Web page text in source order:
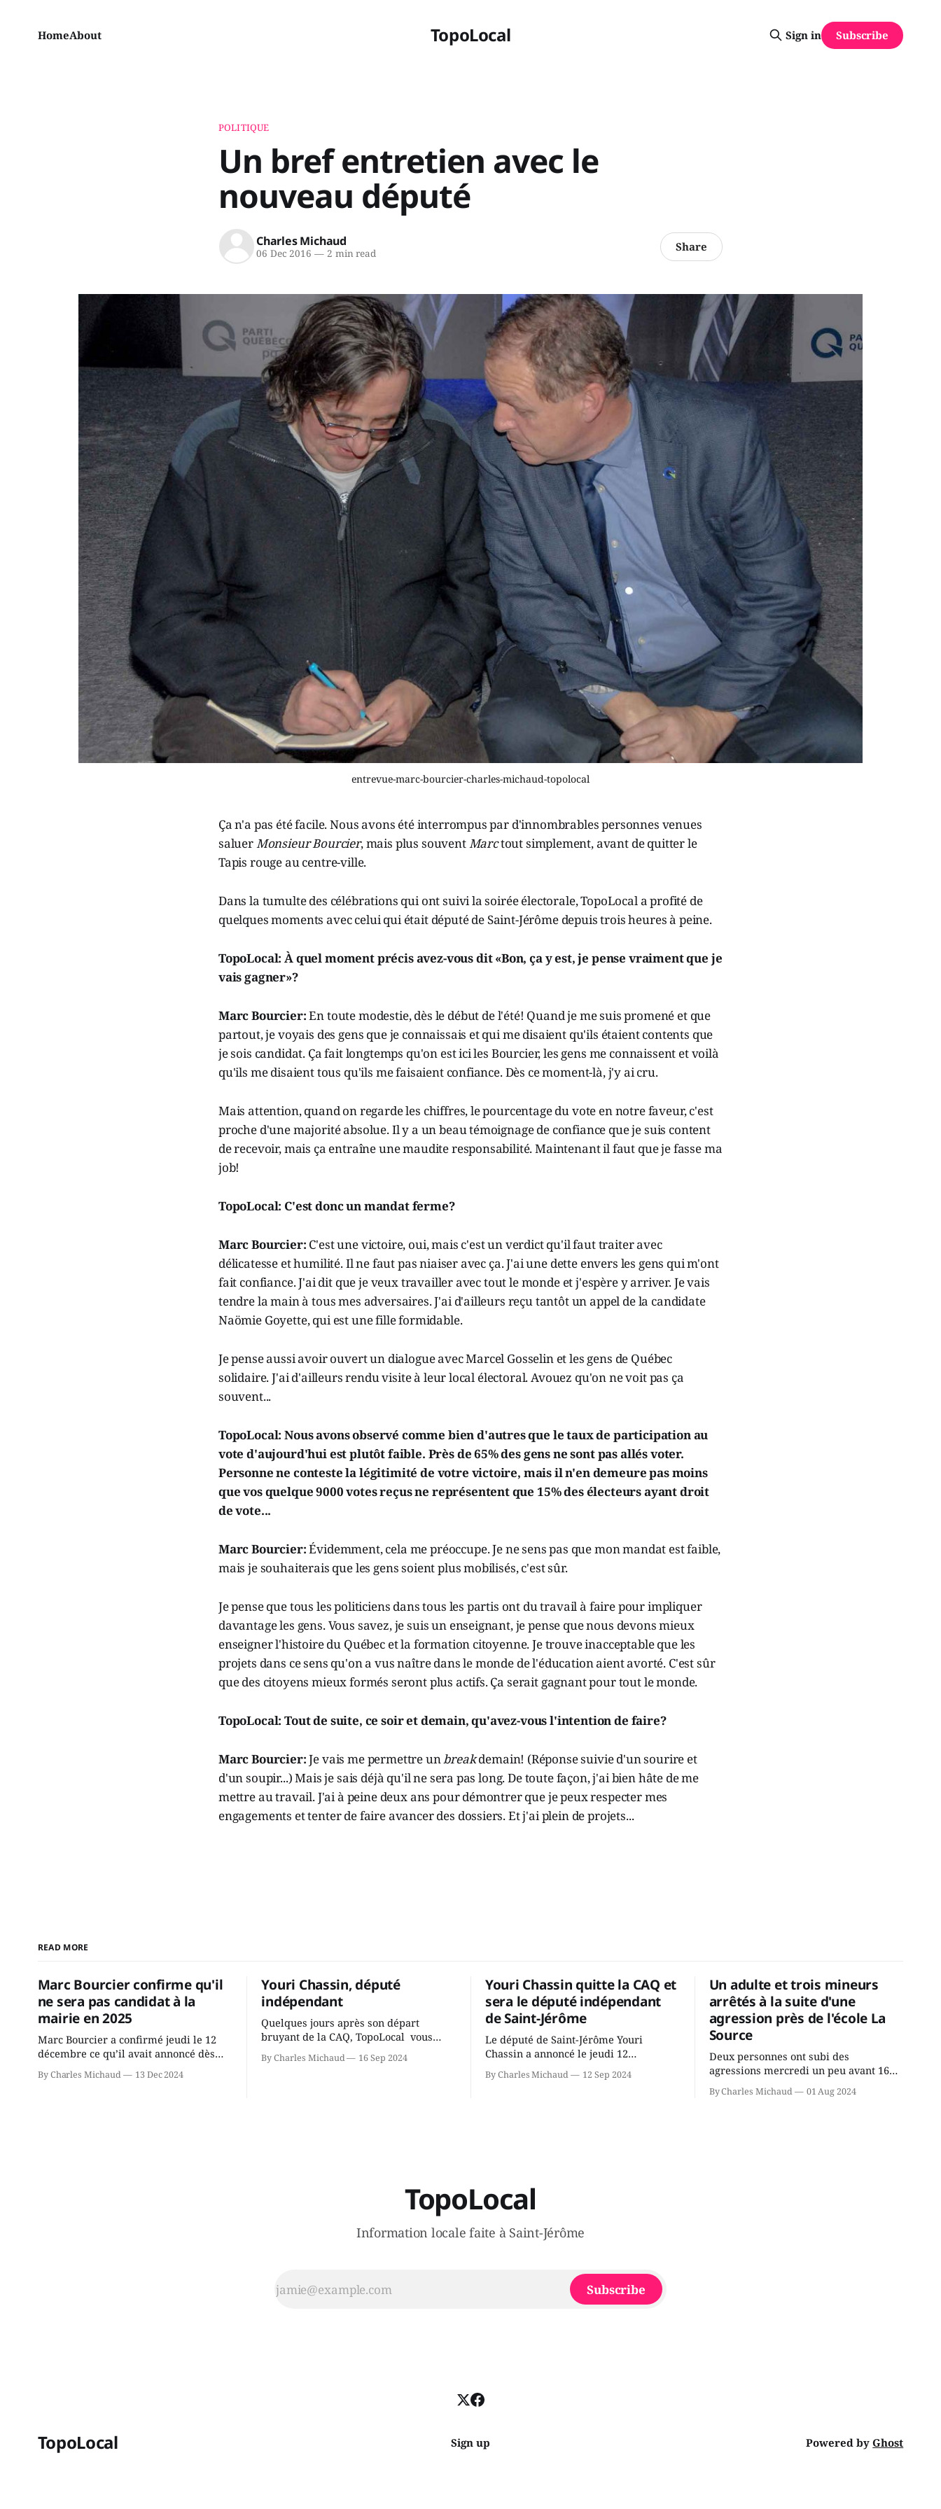
TopoLocal
HomeAbout Sign in Subscribe
POLITIQUE
Un bref entretien avec le
nouveau député
Charles Michaud
06 Dec 2016 —2 min read Share
entrevue-marc-bourcier-charles-michaud-topolocal
Ça n'a pas été facile. Nous avons été interrompus par d'innombrables personnes venues
saluerMonsieur Bourcier, mais plus souventMarctout simplement, avant de quitter le
Tapis rouge au centre-ville.
Dans la tumulte des célébrations qui ont suivi la soirée électorale, TopoLocal a profité de
quelques moments avec celui qui était député de Saint-Jérôme depuis trois heures à peine.
TopoLocal: À quel moment précis avez-vous dit «Bon, ça y est, je pense vraiment que je
vais gagner»?
Marc Bourcier:En toute modestie, dès le début de l'été! Quand je me suis promené et que
partout, je voyais des gens que je connaissais et qui me disaient qu'ils étaient contents que
je sois candidat. Ça fait longtemps qu'on est ici les Bourcier, les gens me connaissent et voilà
qu'ils me disaient tous qu'ils me faisaient confiance. Dès ce moment-là, j'y ai cru.
Mais attention, quand on regarde les chiffres, le pourcentage du vote en notre faveur, c'est
proche d'une majorité absolue. Il y a un beau témoignage de confiance que je suis content
de recevoir, mais ça entraîne une maudite responsabilité. Maintenant il faut que je fasse ma
job!
TopoLocal: C'est donc un mandat ferme?
Marc Bourcier: C'est une victoire, oui, mais c'est un verdict qu'il faut traiter avec
délicatesse et humilité. Il ne faut pas niaiser avec ça. J'ai une dette envers les gens qui m'ont
fait confiance. J'ai dit que je veux travailler avec tout le monde et j'espère y arriver. Je vais
tendre la main à tous mes adversaires. J'ai d'ailleurs reçu tantôt un appel de la candidate
Naömie Goyette, qui est une fille formidable.
Je pense aussi avoir ouvert un dialogue avec Marcel Gosselin et les gens de Québec
solidaire. J'ai d'ailleurs rendu visite à leur local électoral. Avouez qu'on ne voit pas ça
souvent...
TopoLocal: Nous avons observé comme bien d'autres que le taux de participation au
vote d'aujourd'hui est plutôt faible. Près de 65% des gens ne sont pas allés voter.
Personne ne conteste la légitimité de votre victoire, mais il n'en demeure pas moins
que vos quelque 9000 votes reçus ne représentent que 15% des électeurs ayant droit
de vote...
Marc Bourcier:Évidemment, cela me préoccupe. Je ne sens pas que mon mandat est faible,
mais je souhaiterais que les gens soient plus mobilisés, c'est sûr.
Je pense que tous les politiciens dans tous les partis ont du travail à faire pour impliquer
davantage les gens. Vous savez, je suis un enseignant, je pense que nous devons mieux
enseigner l'histoire du Québec et la formation citoyenne. Je trouve inacceptable que les
projets dans ce sens qu'on a vus naître dans le monde de l'éducation aient avorté. C'est sûr
que des citoyens mieux formés seront plus actifs. Ça serait gagnant pour tout le monde.
TopoLocal: Tout de suite, ce soir et demain, qu'avez-vous l'intention de faire?
Marc Bourcier:Je vais me permettre unbreakdemain! (Réponse suivie d'un sourire et
d'un soupir...) Mais je sais déjà qu'il ne sera pas long. De toute façon, j'ai bien hâte de me
mettre au travail. J'ai à peine deux ans pour démontrer que je peux respecter mes
engagements et tenter de faire avancer des dossiers. Et j'ai plein de projets...
READ MORE
Marc Bourcier confirme qu'il
ne sera pas candidat à la
mairie en 2025
Marc Bourcier a confirmé jeudi le 12
décembre ce qu’il avait annoncé dès
2021: il ne sollicitera pas de deuxième
mandat à titre de maire de Saint-
By Charles Michaud 13 Dec 2024
Youri Chassin, député
indépendant
Quelques jours après son départ
bruyant de la CAQ, TopoLocal vous
présente une conversation avec Youri
Chassin. Nous avons causé de sa
By Charles Michaud 16 Sep 2024
Youri Chassin quitte la CAQ et
sera le député indépendant
de Saint-Jérôme
Le député de Saint-Jérôme Youri
Chassin a annoncé le jeudi 12
septembre qu'il quitte le caucus de la
Coalition Avenir Québec de François
By Charles Michaud 12 Sep 2024
Un adulte et trois mineurs
arrêtés à la suite d'une
agression près de l'école La
Source
Deux personnes ont subi des
agressions mercredi un peu avant 16h
à proximité de l'école primaire La
Source dans le secteur Bellefeuille de
By Charles Michaud 01 Aug 2024
TopoLocal
Information locale faite à Saint-Jérôme
Subscribe
TopoLocal Sign up Powered byGhost